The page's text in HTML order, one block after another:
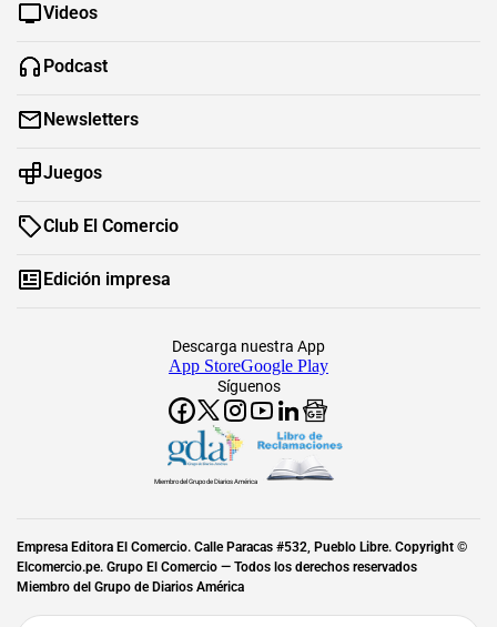
Videos
Podcast
Newsletters
Juegos
Club El Comercio
Edición impresa
Síguenos
Descarga nuestra App
App StoreGoogle Play
Miembro del Grupo de Diarios América
Empresa Editora El Comercio. Calle Paracas #532, Pueblo Libre. Copyright ©
Elcomercio.pe. Grupo El Comercio — Todos los derechos reservados
Miembro del Grupo de Diarios América